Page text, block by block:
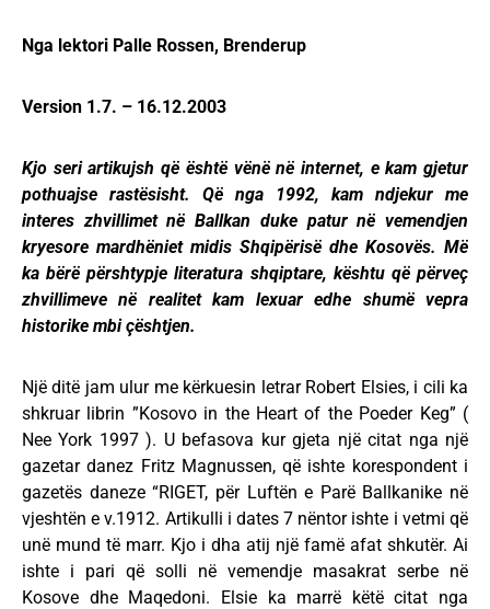
Nga lektori Palle Rossen, Brenderup
Version 1.7. – 16.12.2003
Kjo seri artikujsh që është vënë në internet, e kam gjetur
pothuajse rastësisht. Që nga 1992, kam ndjekur me
interes zhvillimet në Ballkan duke patur në vemendjen
kryesore mardhëniet midis Shqipërisë dhe Kosovës. Më
ka bërë përshtypje literatura shqiptare, kështu që përveç
zhvillimeve në realitet kam lexuar edhe shumë vepra
historike mbi çështjen.
Një ditë jam ulur me kërkuesin letrar Robert Elsies, i cili ka
shkruar librin ”Kosovo in the Heart of the Poeder Keg” (
Nee York 1997 ). U befasova kur gjeta një citat nga një
gazetar danez Fritz Magnussen, që ishte korespondent i
gazetës daneze “RIGET, për Luftën e Parë Ballkanike në
vjeshtën e v.1912. Artikulli i dates 7 nëntor ishte i vetmi që
unë mund të marr. Kjo i dha atij një famë afat shkutër. Ai
ishte i pari që solli në vemendje masakrat serbe në
Kosove dhe Maqedoni. Elsie ka marrë këtë citat nga